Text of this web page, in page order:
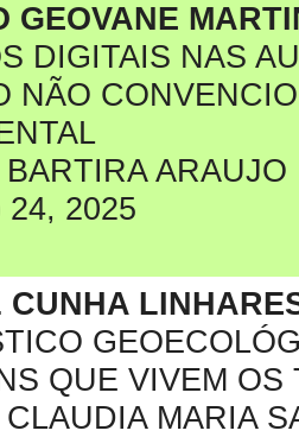
GEOVANE
DIGITAIS NAS
NÃO
BARTIRA ARAUJO
24, 2025
QUE VIVEM OS
CLAUDIA MARIA